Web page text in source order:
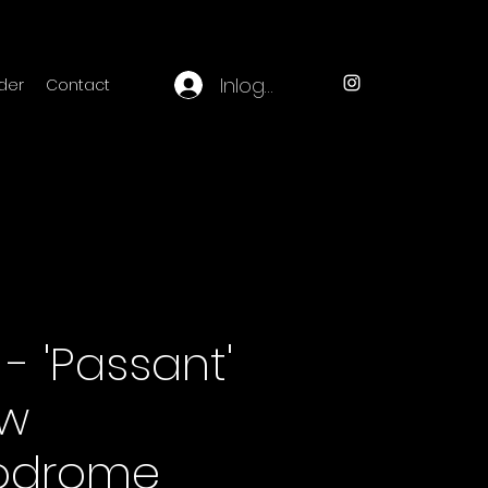
Inloggen
Contact
'Passant'